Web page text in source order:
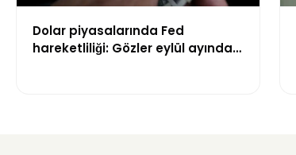
Dolar piyasalarında Fed
hareketliliği: Gözler eylül ayındaki